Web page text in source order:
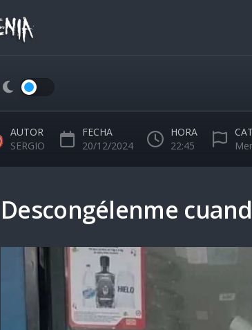
AUTOR
SERGIO
FECHA
20/12/2024
HORA
22:45
Descongélenme